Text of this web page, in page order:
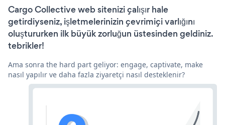
Cargo Collective web sitenizi çalışır hale
getirdiyseniz, işletmelerinizin çevrimiçi varlığını
oluştururken ilk büyük zorluğun üstesinden geldiniz.
tebrikler!
Ama sonra the hard part geliyor: engage, captivate, make
nasıl yapılır ve daha fazla ziyaretçi nasıl desteklenir?